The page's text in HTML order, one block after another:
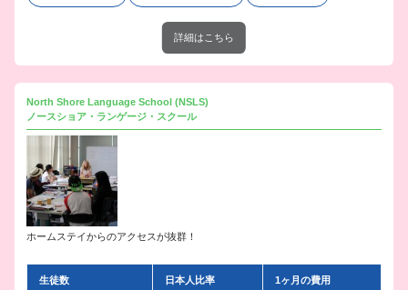
詳細はこちら
North Shore Language School (NSLS)
ノースショア・ランゲージ・スクール
ホームステイからのアクセスが抜群！
生徒数 日本人比率 1ヶ月の費用